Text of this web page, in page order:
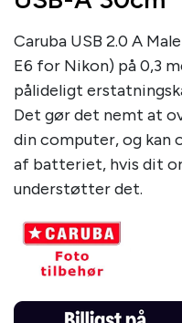
Caruba USB 2.0 A
E6 for Nikon) på 0,3
pålideligt
Det gør det nemt at
din computer, og kan
af batteriet, hvis dit
understøtter det.